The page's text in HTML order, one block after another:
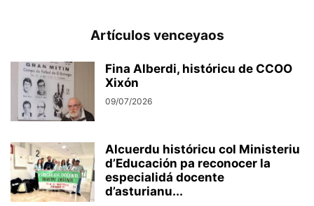
Artículos venceyaos
Fina Alberdi, históricu de CCOO
Xixón
09/07/2026
Alcuerdu históricu col Ministeriu
d’Educación pa reconocer la
especialidá docente
d’asturianu...